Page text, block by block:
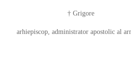
†
arhiepiscop, administrator